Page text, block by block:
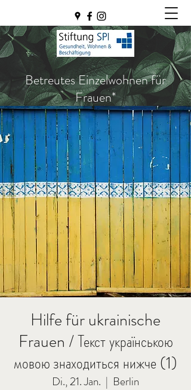
Betreutes Einzelwohnen für
Frauen*
Hilfe für ukrainische
Frauen / Текст українською
мовою знаходиться нижче (1)
Di., 21. Jan.
  |
Berlin